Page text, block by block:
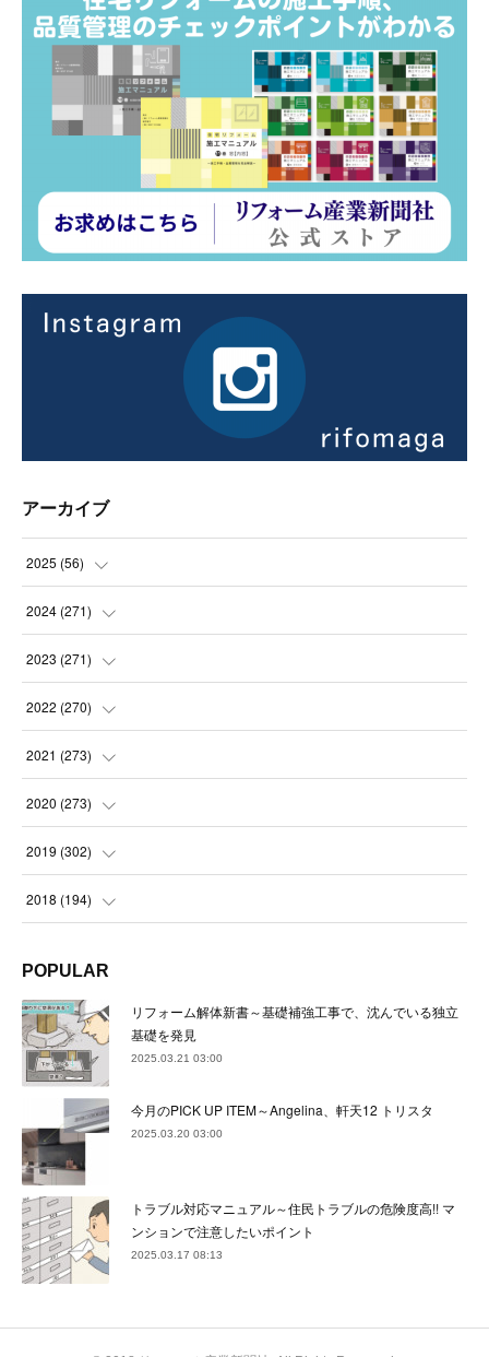
アーカイブ
2025 (56)
(14
(21
(21
2024 (271)
(21
(22
(23
(22
(24)
22)
(22)
(22)
(25
2023 (271)
(22
(23
(23
(21
(23 )
(24
(21
(24)
(21
( 23)
2022 (270)
(23
(23
(22
(23
(22 )
(23
(23
(22)
(24
( 21)
(20)
2021 (273)
(24
(23
(22
(23)
(23
(22)
(23
( 24)
(21)
2020 (273)
(24
(22
(22)
(24
(24)
(23
( 21)
(22)
2019 (302)
(23
(22)
(21)
(27)
(22
33)
(28)
2018 (194)
(17)
(32)
(36)
(30
34)
(8 )
POPULAR
リフォーム解体新書～基礎補強工事で、沈んでいる独立
基礎を発見
2025.03.21 03:00
今月のPICK UP ITEM～Angelina、軒天12 トリスタ
2025.03.20 03:00
トラブル対応マニュアル～住民トラブルの危険度高!! マ
ンションで注意したいポイント
2025.03.17 08:13